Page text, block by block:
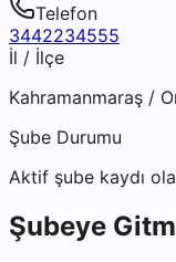
Telefon
3442234555
İl / İlçe
Kahramanmaraş /
Şube Durumu
Aktif şube kaydı
Şubeye